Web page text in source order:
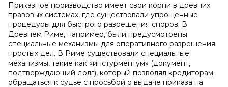
Приказное производство имеет свои корни в древних
правовых системах, где существовали упрощенные
процедуры для быстрого разрешения споров. В
Древнем Риме, например, были предусмотрены
специальные механизмы для оперативного разрешения
простых дел. В Риме существовали специальные
механизмы, такие как «инстурментум» (документ,
подтверждающий долг), который позволял кредиторам
обращаться к судье с просьбой о выдаче приказа на